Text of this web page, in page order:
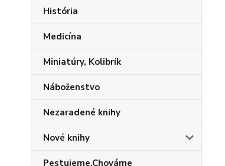
História
Medicína
Miniatúry, Kolibrík
Náboženstvo
Nezaradené knihy
Nové knihy
Pestujeme,Chováme